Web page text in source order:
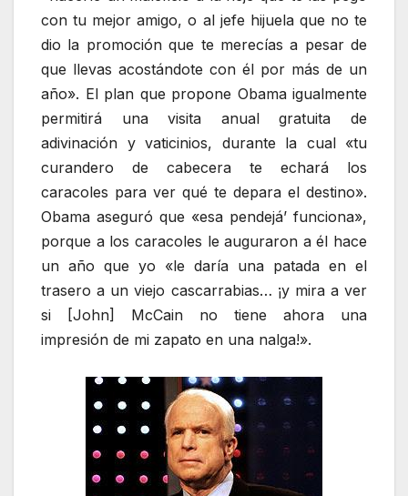
con tu mejor amigo, o al jefe hijuela que no te
dio la promoción que te merecías a pesar de
que llevas acostándote con él por más de un
año». El plan que propone Obama igualmente
permitirá una visita anual gratuita de
adivinación y vaticinios, durante la cual «tu
curandero de cabecera te echará los
caracoles para ver qué te depara el destino».
Obama aseguró que «esa pendejá’ funciona»,
porque a los caracoles le auguraron a él hace
un año que yo «le daría una patada en el
trasero a un viejo cascarrabias… ¡y mira a ver
si [John] McCain no tiene ahora una
impresión de mi zapato en una nalga!».